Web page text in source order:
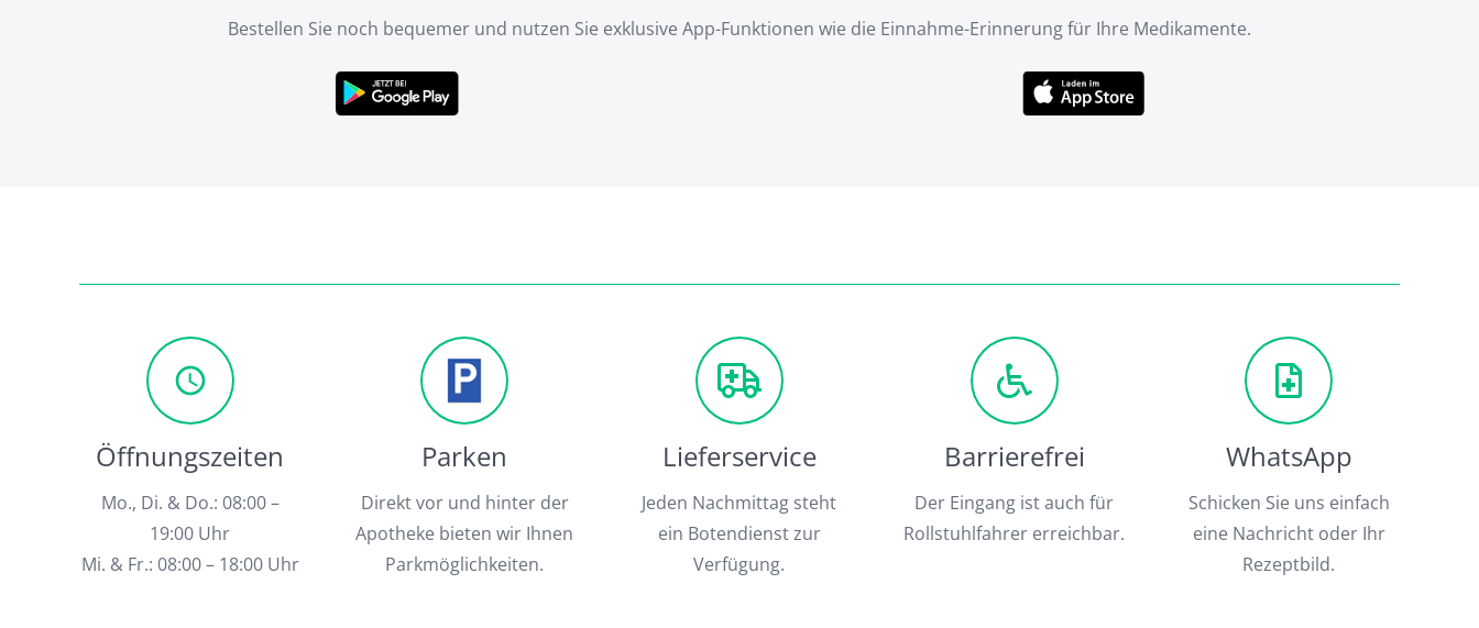
Bestellen Sie noch bequemer und nutzen Sie exklusive App-Funktionen wie die Einnahme-Erinnerung für Ihre Medikamente.
query_builder
Öffnungszeiten
Mo., Di. & Do.: 08:00 –
19:00 Uhr
Mi. & Fr.: 08:00 – 18:00 Uhr
Parken
Direkt vor und hinter der
Apotheke bieten wir Ihnen
Parkmöglichkeiten.
Lieferservice
Jeden Nachmittag steht
ein Botendienst zur
Verfügung.
Barrierefrei
Der Eingang ist auch für
Rollstuhlfahrer erreichbar.
WhatsApp
Schicken Sie uns einfach
eine Nachricht oder Ihr
Rezeptbild.